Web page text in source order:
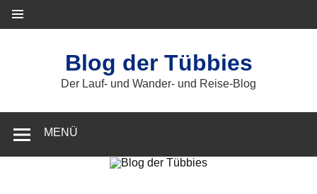
Inhalt
springen
Blog der Tübbies
Der Lauf- und Wander- und Reise-Blog
MENÜ